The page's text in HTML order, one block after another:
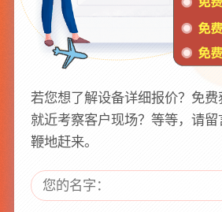
若您想了解设备详细报价？免费
就近考察客户现场？等等，请
鞭地赶来。